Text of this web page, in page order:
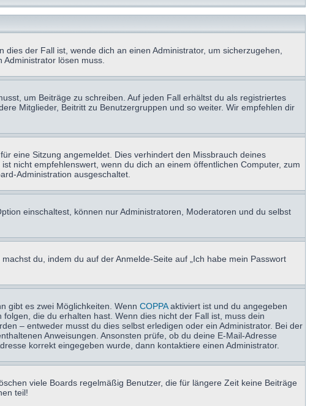
der Fall ist, wende dich an einen Administrator, um sicherzugehen,
lösen muss.
um Beiträge zu schreiben. Auf jeden Fall erhältst du als registriertes
Mitglieder, Beitritt zu Benutzergruppen und so weiter. Wir empfehlen dir
eine Sitzung angemeldet. Dies verhindert den Missbrauch deines
nicht empfehlenswert, wenn du dich an einem öffentlichen Computer, zum
Administration ausgeschaltet.
einschaltest, können nur Administratoren, Moderatoren und du selbst
du, indem du auf der Anmelde-Seite auf „Ich habe mein Passwort
gibt es zwei Möglichkeiten. Wenn COPPAaktiviert ist und du angegeben
die du erhalten hast. Wenn dies nicht der Fall ist, muss dein
– entweder musst du dies selbst erledigen oder ein Administrator. Bei der
Anweisungen. Ansonsten prüfe, ob du deine E-Mail-Adresse
korrekt eingegeben wurde, dann kontaktiere einen Administrator.
viele Boards regelmäßig Benutzer, die für längere Zeit keine Beiträge
teil!